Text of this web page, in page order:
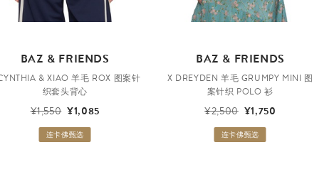
BAZ & FRIENDS
& XIAO 羊毛 ROX 图案针
织套头背心
¥1,550 ¥1,085
连卡佛甄选
BAZ & FRIENDS
X DREYDEN 羊毛 GRUMPY MINI 图
案针织 POLO 衫
¥2,500 ¥1,750
连卡佛甄选